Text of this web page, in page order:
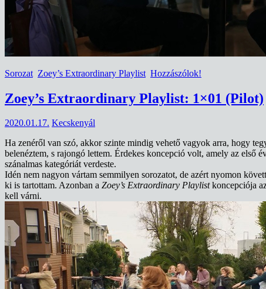
Sorozat Zoey’s Extraordinary Playlist Hozzászólok!
Zoey’s Extraordinary Playlist: 1×01 (Pilot)
2020.01.17. Kecskenyál
Ha zenéről van szó, akkor szinte mindig vehető vagyok arra, hogy
belenéztem, s rajongó lettem. Érdekes koncepció volt, amely az első
szánalmas kategóriát verdeste.
Idén nem nagyon vártam semmilyen sorozatot, de azért nyomon
ki is tartottam. Azonban a Zoey’s Extraordinary Playlistkoncepciója
kell várni.